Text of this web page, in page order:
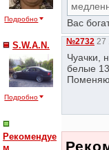
Подробно Вас
S.W.A.N.
Подробно
№2732 27
Чуачки,
белые
Поменяю
Рекомендуе